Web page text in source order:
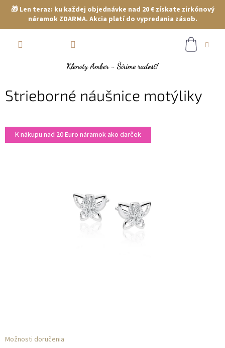
🎁 Len teraz: ku každej objednávke nad 20 € získate zirkónový
náramok ZDARMA. Akcia platí do vypredania zásob.
Strieborné náušnice motýliky
K nákupu nad 20 Euro náramok ako darček
Možnosti doručenia